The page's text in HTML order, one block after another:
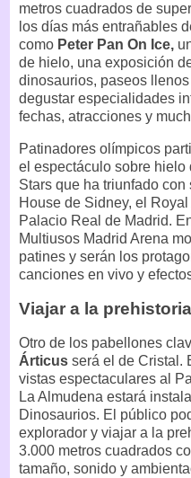
metros cuadrados de
los días más entrañables
como Peter Pan On Ice,
de hielo, una exposición
dinosaurios, paseos
degustar especialidades
fechas, atracciones y
Patinadores olímpicos
el espectáculo sobre hielo
Stars que ha triunfado
House de Sidney, el
Palacio Real de Madrid.
Multiusos Madrid Arena
patines y serán los
canciones en vivo y
Viajar a la prehistoria
Otro de los pabellones
Árticus será el de Cristal.
vistas espectaculares al
La Almudena estará
Dinosaurios. El público
explorador y viajar a la
3.000 metros cuadrados
tamaño, sonido y